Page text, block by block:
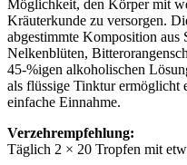
Möglichkeit, den Körper mit
Kräuterkunde zu versorgen.
abgestimmte Komposition aus
Nelkenblüten,
45-%igen alkoholischen
als flüssige Tinktur ermöglicht
einfache Einnahme.
Verzehrempfehlung:
Täglich 2 × 20 Tropfen mit